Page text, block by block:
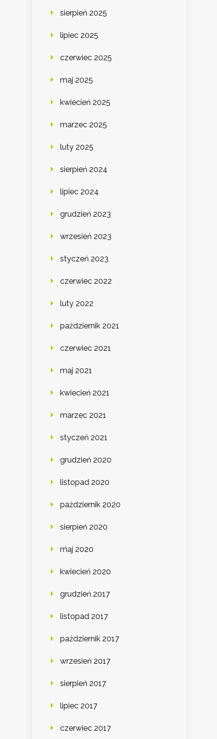
sierpień 2025
lipiec 2025
czerwiec 2025
maj 2025
kwiecień 2025
marzec 2025
luty 2025
sierpień 2024
lipiec 2024
grudzień 2023
wrzesień 2023
styczeń 2023
czerwiec 2022
luty 2022
październik 2021
czerwiec 2021
maj 2021
kwiecień 2021
marzec 2021
styczeń 2021
grudzień 2020
listopad 2020
październik 2020
sierpień 2020
maj 2020
kwiecień 2020
grudzień 2017
listopad 2017
październik 2017
wrzesień 2017
sierpień 2017
lipiec 2017
czerwiec 2017